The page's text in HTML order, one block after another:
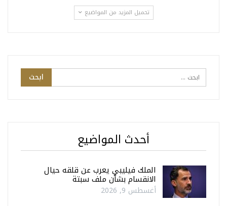
تحميل المزيد من المواضيع
أحدث المواضيع
الملك فيليبي يعرب عن قلقه حيال
الانقسام بشأن ملف سبتة
أغسطس 9, 2026